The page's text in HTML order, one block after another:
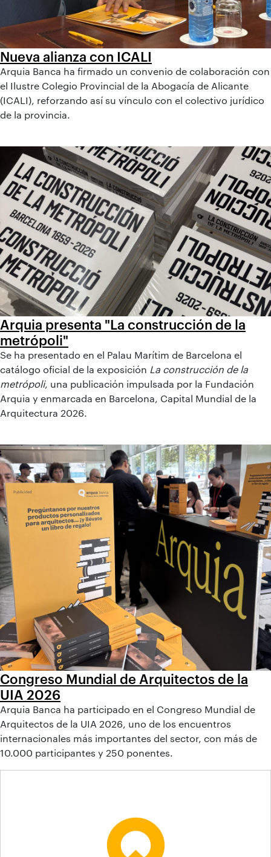
Nueva alianza con ICALI
Arquia Banca ha firmado un convenio de colaboración con
el Ilustre Colegio Provincial de la Abogacía de Alicante
(ICALI), reforzando así su vínculo con el colectivo jurídico
de la provincia.
Arquia presenta "La construcción de la
metrópoli"
Se ha presentado en el Palau Marítim de Barcelona el
catálogo oficial de la exposición La construcción de la
metrópoli, una publicación impulsada por la Fundación
Arquia y enmarcada en Barcelona, Capital Mundial de la
Arquitectura 2026.
Congreso Mundial de Arquitectos de la
UIA 2026
Arquia Banca ha participado en el Congreso Mundial de
Arquitectos de la UIA 2026, uno de los encuentros
internacionales más importantes del sector, con más de
10.000 participantes y 250 ponentes.